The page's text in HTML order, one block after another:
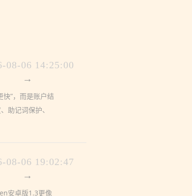
08-06 14:25:00
→
”，而是账户结
助记词保护、
08-06 19:02:47
→
安卓版1.3更像